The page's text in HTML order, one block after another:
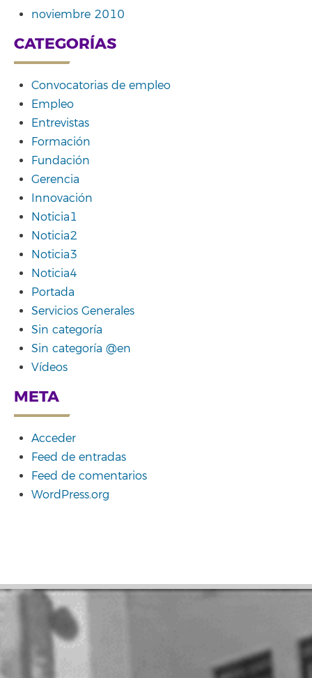
noviembre 2010
CATEGORÍAS
Convocatorias de empleo
Empleo
Entrevistas
Formación
Fundación
Gerencia
Innovación
Noticia1
Noticia2
Noticia3
Noticia4
Portada
Servicios Generales
Sin categoría
Sin categoría @en
Vídeos
META
Acceder
Feed de entradas
Feed de comentarios
WordPress.org